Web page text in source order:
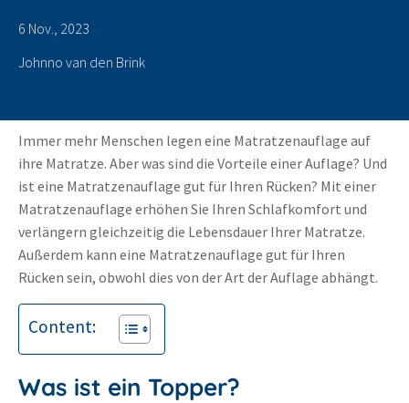
6 Nov., 2023
Johnno van den Brink
Immer mehr Menschen legen eine Matratzenauflage auf
ihre Matratze. Aber was sind die Vorteile einer Auflage? Und
ist eine Matratzenauflage gut für Ihren Rücken? Mit einer
Matratzenauflage erhöhen Sie Ihren Schlafkomfort und
verlängern gleichzeitig die Lebensdauer Ihrer Matratze.
Außerdem kann eine Matratzenauflage gut für Ihren
Rücken sein, obwohl dies von der Art der Auflage abhängt.
Content:
Was ist ein Topper?